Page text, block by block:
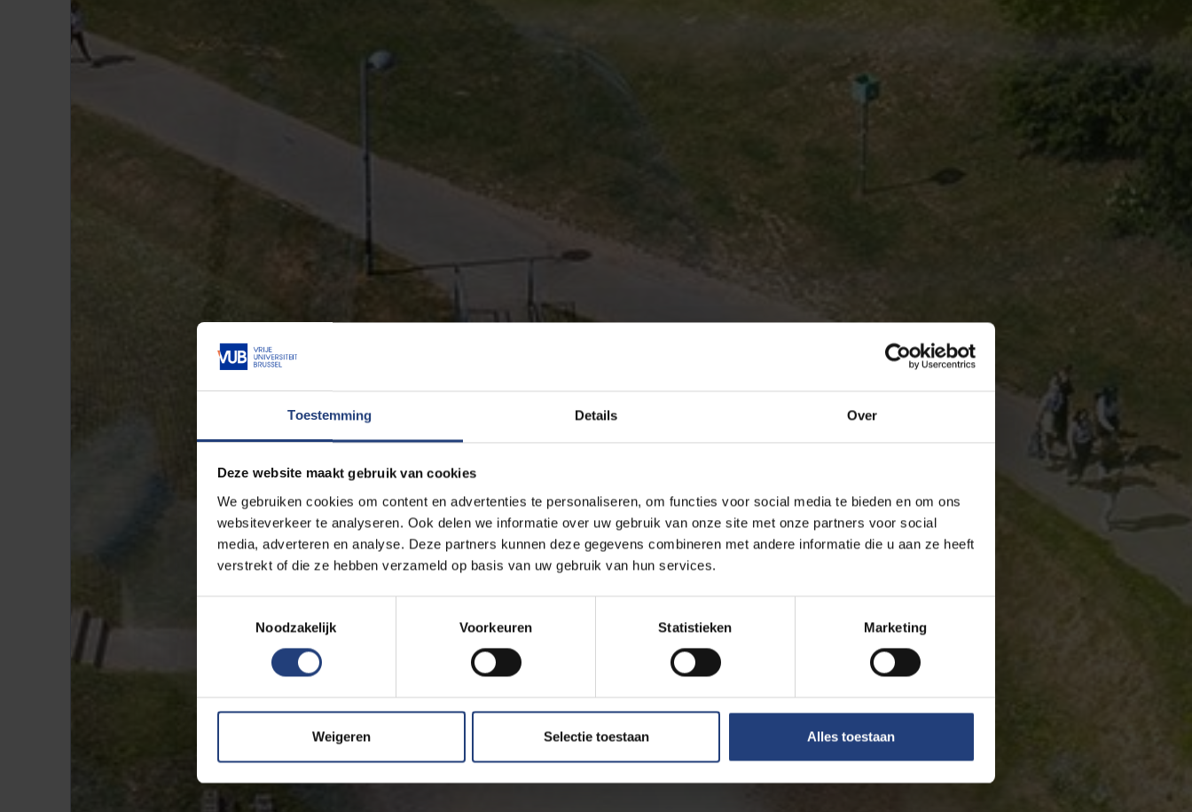
Toestemming Details Over
Deze website maakt gebruik van cookies
We gebruiken cookies om content en advertenties te personaliseren, om functies voor social media te bieden en om ons
websiteverkeer te analyseren. Ook delen we informatie over uw gebruik van onze site met onze partners voor social
media, adverteren en analyse. Deze partners kunnen deze gegevens combineren met andere informatie die u aan ze heeft
verstrekt of die ze hebben verzameld op basis van uw gebruik van hun services.
Noodzakelijk
Voorkeuren Statistieken Marketing
Weigeren Selectie toestaan Alles toestaan